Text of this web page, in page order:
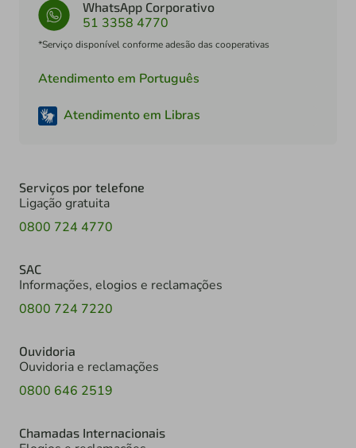
WhatsApp Corporativo
51 3358 4770
*Serviço disponível conforme adesão das cooperativas
Atendimento em Português
Atendimento em Libras
Serviços por telefone
Ligação gratuita
0800 724 4770
SAC
Informações, elogios e reclamações
0800 724 7220
Ouvidoria
Ouvidoria e reclamações
0800 646 2519
Chamadas Internacionais